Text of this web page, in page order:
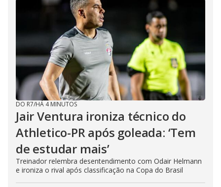
DO R7/HÁ 4 MINUTOS
Jair Ventura ironiza técnico do
Athletico-PR após goleada: ‘Tem
de estudar mais’
Treinador relembra desentendimento com Odair Helmann
e ironiza o rival após classificação na Copa do Brasil